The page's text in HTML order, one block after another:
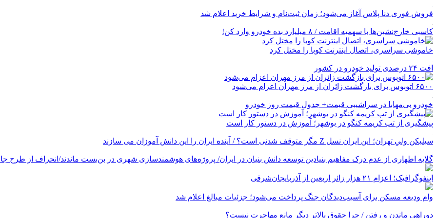
فروش فوری دنا پلاس آغاز می‌شود؛ زمان ثبت‌نام و شرایط خرید اعلام شد
کاسبی خارج‌نشین‌ها با سهمیه اقامت / ۸ میلیارد بده خودرو وارد کن!
خاموشی سراسری، اتصال اینترنت کوبا را مختل کرد
افت ۲۴ درصدی تولید خودرو در کشور
۶۵۰۰ اتوبوس برای بازگشت زائران از مرز مهران اعزام می‌شود
خودرو بی‌مهابا در سراشیبی قیمت+ جدول قیمت روز خودرو
پیشگیری از تب کریمه کنگو در بوشهر؛ آموزش در دستور کار است
سیلیکن ولیِ تهران؛ این ایران نسل Z مگر متوقف شدنی است؟ / آینده ایران را این دانش آموزان می سازند
گلایه اطهاری از عدم درک مفاهیم بنیادین توسعه دانش بنیان در ایران/ پروژه‌های هوشمندسازی شهری در بن‌بست ماندند/انحراف از طرح جامع ۱۳۸۶ به کشور
اینفوگرافیک؛ اعزام ۲۱ هزار زائر اربعین از آذربایجان‌شرقی
وام ودیعه مسکن برای آسیب‌دیدگان جنگ پرداخت می‌شود؛ جزئیات مبالغ اعلام شد
دوراهی ماندن و رفتن / چرا حقوق بالاتر دیگر مانع مهاجرت نیست؟